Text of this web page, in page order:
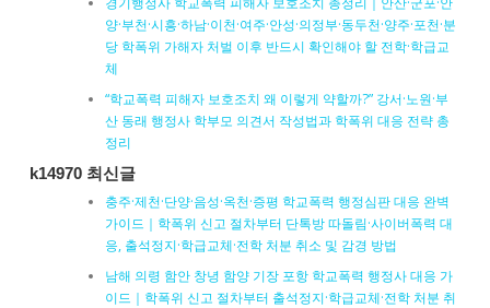
양·부천·시흥·하남·이천·여주·안성·의정부·동두천·양주·포천·분
당 학폭위 가해자 처벌 이후 반드시 확인해야 할 전학·학급교
체
“학교폭력 피해자 보호조치 왜 이렇게 약할까?” 강서·노원·부
산 동래 행정사 학부모 의견서 작성법과 학폭위 대응 전략 총
정리
k14970 최신글
충주·제천·단양·음성·옥천·증평 학교폭력 행정심판 대응 완벽
가이드｜학폭위 신고 절차부터 단톡방 따돌림·사이버폭력 대
응, 출석정지·학급교체·전학 처분 취소 및 감경 방법
남해 의령 함안 창녕 함양 기장 포항 학교폭력 행정사 대응 가
이드｜학폭위 신고 절차부터 출석정지·학급교체·전학 처분 취